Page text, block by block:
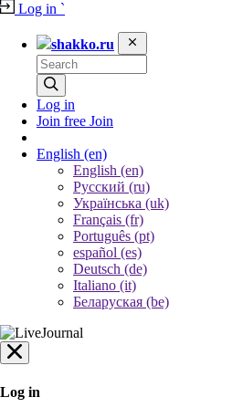
Log in `
shakko.ru
Log in
Join free Join
English (en)
English (en)
Русский (ru)
Українська (uk)
Français (fr)
Português (pt)
español (es)
Deutsch (de)
Italiano (it)
Беларуская (be)
Log in